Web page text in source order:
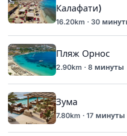
Калафати)
16.20km · 30
Пляж Орнос
2.90km · 8 минуты
Зума
7.80km · 17 минуты